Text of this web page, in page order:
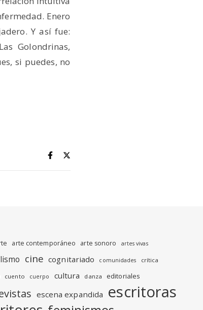
Enero
Y así fue:
Golondrinas,
si puedes, no
arte contemporáneo arte sonoro artes vivas
cine cognitariado comunidades crítica
cuento cuerpo cultura danza editoriales
escena expandida escritoras